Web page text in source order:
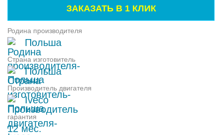
Родина производителя
Польша
Страна изготовитель
Польша
Производитель двигателя
Iveco
гарантия
12 мес.